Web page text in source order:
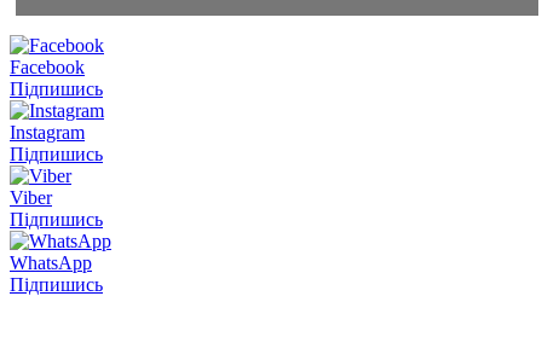
Facebook
Підпишись
Instagram
Підпишись
Viber
Підпишись
WhatsApp
Підпишись